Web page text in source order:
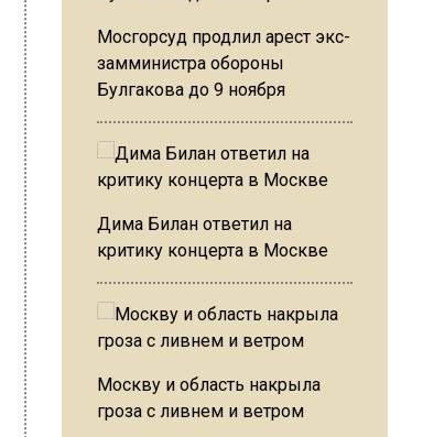
Мосгорсуд продлил арест экс-
замминистра обороны
Булгакова до 9 ноября
Дима Билан ответил на
критику концерта в Москве
Москву и область накрыла
гроза с ливнем и ветром